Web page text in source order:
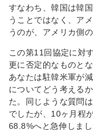
すなわち、韓国は韓
うことではなく、ア
うのが、アメリカ側
この第11回協定に対
更に否定的なものと
あなたは駐韓米軍が
についてどう考える
た。同じような質問
でしたが、10ヶ月程
68.8%へと急伸しま